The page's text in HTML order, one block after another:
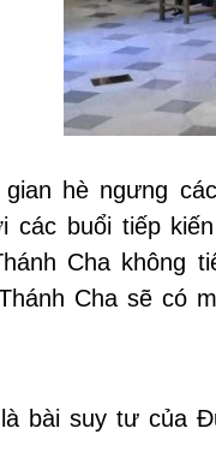
hè ngưng
các buổi tiếp
Cha không
Cha sẽ có
bài suy tư của